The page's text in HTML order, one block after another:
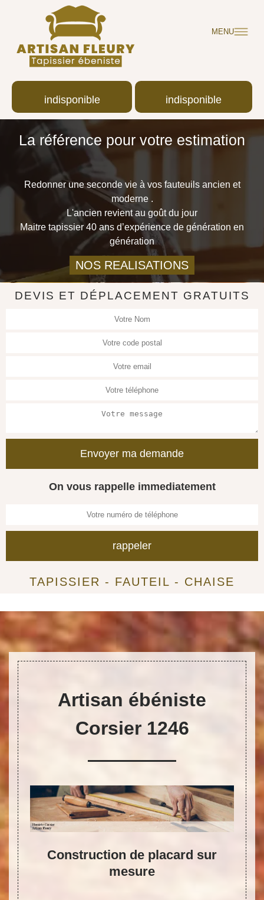
MENU
indisponible indisponible
La référence pour votre estimation
Redonner une seconde vie à vos fauteuils ancien et
moderne .
L'ancien revient au goût du jour
Maitre tapissier 40 ans d’expérience de génération en
génération
NOS REALISATIONS
DEVIS ET DÉPLACEMENT GRATUITS
On vous rappelle immediatement
TAPISSIER - FAUTEIL - CHAISE
Artisan ébéniste
Corsier 1246
Construction de placard sur
mesure